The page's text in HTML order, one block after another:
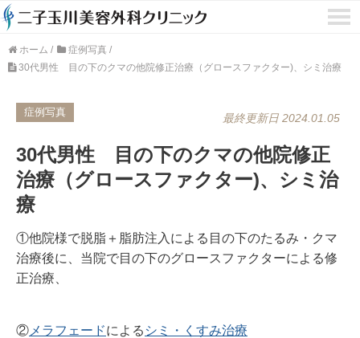
ホーム / 症例写真 /
30代男性 目の下のクマの他院修正治療（グロースファクター)、シミ治療
症例写真 最終更新日 2024.01.05
30代男性 目の下のクマの他院修正
治療（グロースファクター)、シミ治
療
①他院様で脱脂＋脂肪注入による目の下のたるみ・クマ
治療後に、当院で目の下のグロースファクターによる修
正治療、
② メラフェードによる シミ・くすみ治療